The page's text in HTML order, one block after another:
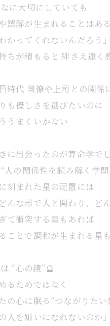
に大切にしていても
誤解が生まれることはある
かってくれないんだろう」
ちが積もると 絆さえ遠く
時代 同僚や上司との関係
も優しさを選びたいのに
うまくいかない
に出会ったのが算命学で
人の関係性を読み解く学
刻まれた星の配置には
んな形で人と関わり、ど
て衝突する星もあれば
ことで調和が生まれる星
“心の鏡”🔮
るためではなく
の心に眠る“つながりた
人を嫌いになれないのか」